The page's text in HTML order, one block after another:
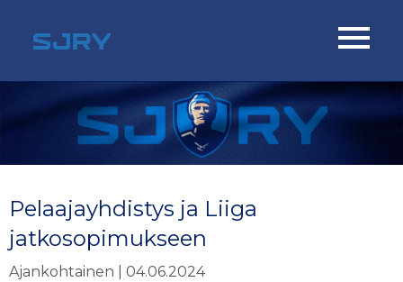
Pelaajayhdistys ja Liiga
jatkosopimukseen
Ajankohtainen | 04.06.2024